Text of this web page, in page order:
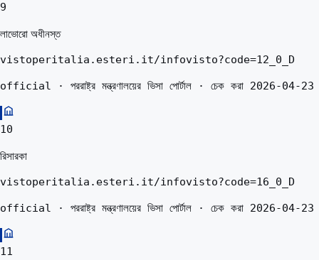
9
লাভোরো অধীনস্ত
vistoperitalia.esteri.it/infovisto?code=12_0_D
official · পররাষ্ট্র মন্ত্রণালয়ের ভিসা পোর্টাল · চেক করা 2026-04-23
10
রিসারকা
vistoperitalia.esteri.it/infovisto?code=16_0_D
official · পররাষ্ট্র মন্ত্রণালয়ের ভিসা পোর্টাল · চেক করা 2026-04-23
11